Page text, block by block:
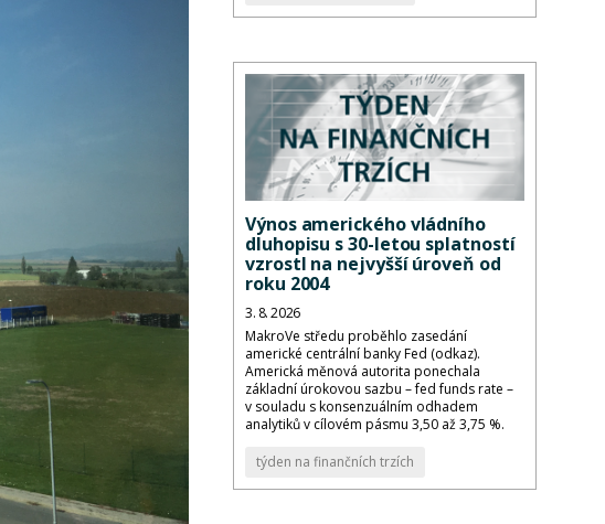
Výnos amerického vládního
dluhopisu s 30-letou splatností
vzrostl na nejvyšší úroveň od
roku 2004
3. 8. 2026
MakroVe středu proběhlo zasedání
americké centrální banky Fed (odkaz).
Americká měnová autorita ponechala
základní úrokovou sazbu – fed funds rate –
v souladu s konsenzuálním odhadem
analytiků v cílovém pásmu 3,50 až 3,75 %.
týden na finančních trzích